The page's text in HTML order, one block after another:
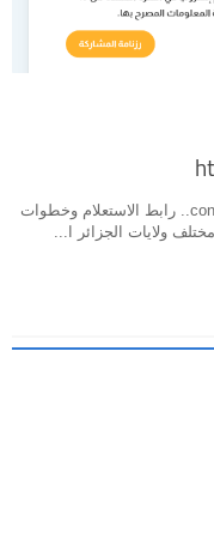
نتائج مسابقة الأساتذة 2026 عبر concours.onec.dz.. رابط الاستعلام وخطوات
ولايات الجزائر ا...